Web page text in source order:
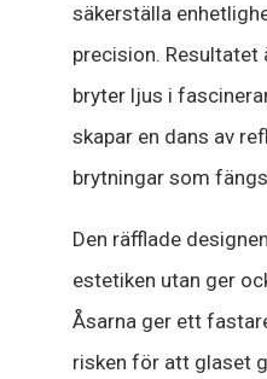
säkerställa
precision.
bryter ljus i
skapar en dans av
brytningar som
Den räfflade
estetiken utan ger
Åsarna ger ett
risken för att glaset